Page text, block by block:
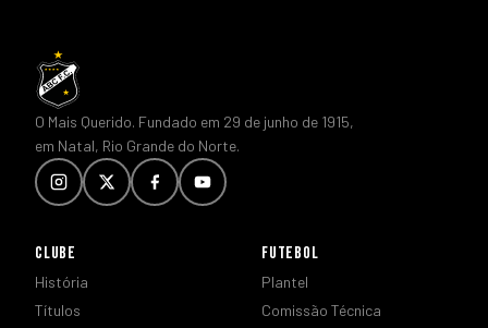
O Mais Querido. Fundado em 29 de junho de 1915,
em Natal, Rio Grande do Norte.
CLUBE
História
Títulos
FUTEBOL
Plantel
Comissão Técnica